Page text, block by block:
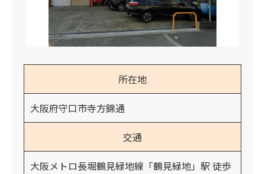
所在地
大阪府守口市寺方錦通
交通
大阪メトロ長堀鶴見緑地線「鶴見緑地」駅 徒歩